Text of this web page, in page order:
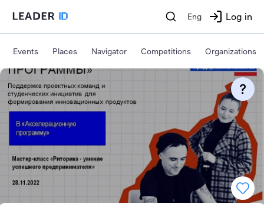
Eng Log in
Events Places Navigator Competitions Organizations